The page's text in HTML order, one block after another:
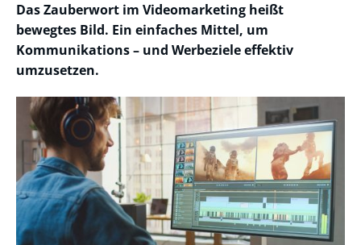
Das Zauberwort im Videomarketing heißt
bewegtes Bild. Ein einfaches Mittel, um
Kommunikations – und Werbeziele effektiv
umzusetzen.